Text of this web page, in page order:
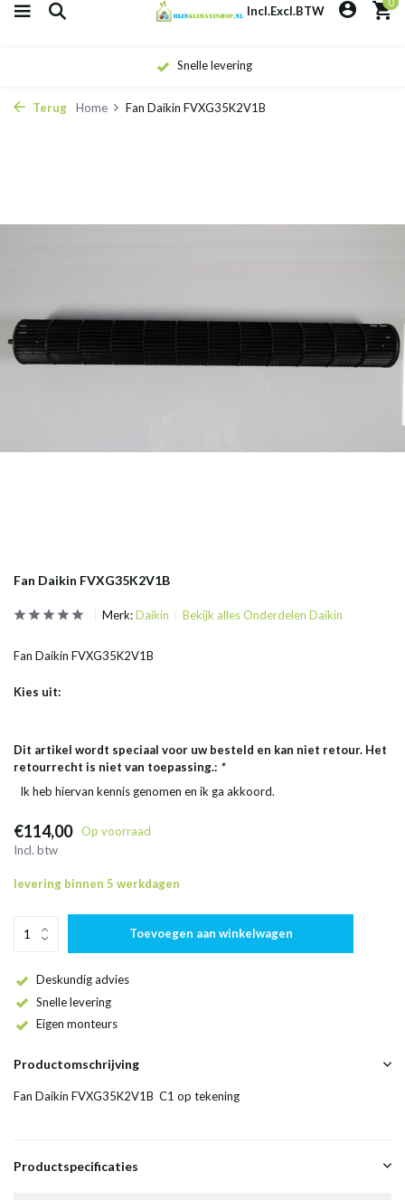
Incl.Excl.BTW
Snelle levering
Terug Home Fan Daikin FVXG35K2V1B
Fan Daikin FVXG35K2V1B
Merk:Daikin Bekijk alles Onderdelen Daikin
Fan Daikin FVXG35K2V1B
Kies uit:
Dit artikel wordt speciaal voor uw besteld en kan niet retour. Het
retourrecht is niet van toepassing.: *
Ik heb hiervan kennis genomen en ik ga akkoord.
€114,00
Op voorraad
Incl. btw
levering binnen 5 werkdagen
Toevoegen aan winkelwagen
Deskundig advies
Snelle levering
Eigen monteurs
Productomschrijving
Fan Daikin FVXG35K2V1B C1 op tekening
Productspecificaties